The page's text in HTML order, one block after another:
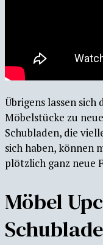
Übrigens lassen
Möbelstücke zu
Schubladen, die
sich haben, können
plötzlich ganz neue
Möbel
Schublade